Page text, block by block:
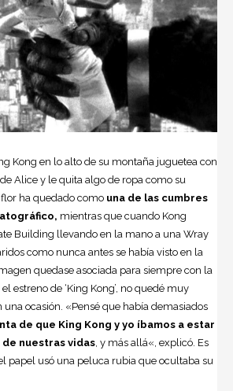
Kong en lo alto de su montaña juguetea con
Alice y le quita algo de ropa como su
ha quedado como una de las cumbres
mientras que cuando Kong
Building llevando en la mano a una Wray
como nunca antes se había visto en la
quedase asociada para siempre con la
estreno de ‘King Kong’, no quedé muy
ocasión. «Pensé que había demasiados
de que King Kong y yo íbamos a estar
nuestras vidas, y más allá«, explicó. Es
papel usó una peluca rubia que ocultaba su